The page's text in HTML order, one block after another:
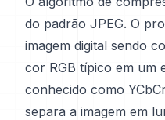
do padrão JPEG. O
imagem digital sendo
cor RGB típico em um
conhecido como
separa a imagem em